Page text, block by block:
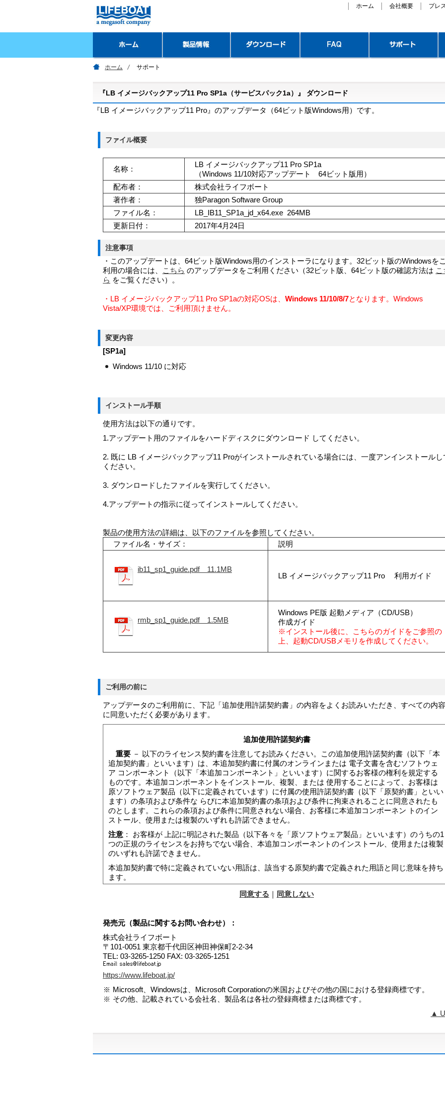
ホーム 会社概要 プレ
ホーム サポート
『LB イメージバックアップ11 Pro SP1a（サービスパック1a）』 ダウンロード
『LB イメージバックアップ11 Pro』のアップデータ （64ビット版Windows用）です。
ファイル概要
名称：
LB イメージバックアップ11 Pro SP1a
（Windows 11/10対応アップデート 64ビット版用）
配布者：
株式会社ライフボート
著作者：
独Paragon Software Group
ファイル名：
LB_IB11_SP1a_jd_x64.exe 264MB
更新日付：
2017年4月24‎日
注意事項
・このアップデートは、64ビット版Windows用のインストーラになります。32ビット版のWindowsを
利用の場合には、
こちら のアップデータをご利用ください（32ビット版、64ビット版の確認方法は こ
ら をご覧ください）。
・ LB イメージバックアップ11 Pro SP1aの対応OSは、 Windows 11/10/8/7となります。Windows
Vista/XP環境では、ご利用頂けません。
変更内容
[SP1a]
Windows 11/10 に対応
インストール手順
使用方法は以下の通りです。
1.アップデート用のファイルをハードディスクにダウンロード してください。
2. 既に LB イメージバックアップ11 Proがインストールされている場合には、一度アンインストールし
ください。
3. ダウンロードしたファイルを実行してください。
4.アップデートの指示に従ってインストールしてください。
製品の使用方法の詳細は、以下のファイルを参照してください。
ファイル名・サイズ：
説明
ib11_sp1_guide.pdf 11.1MB
LB イメージバックアップ11 Pro 利用ガイド
rmb_sp1_guide.pdf 1.5MB
Windows PE版 起動メディア（CD/USB）
作成ガイド
※インストール後に、こちらのガイドをご参照の
上、起動CD/USBメモリを作成してください。
ご利用の前に
アップデータのご利用前に、下記「追加使用許諾契約書」の内容をよくお読みいただき、すべての内容
に同意いただく必要があります。
追加使用許諾契約書
重要 － 以下のライセンス契約書を注意してお読みください。この追加使用許諾契約書（以下「本
追加契約書」といいます）は、本追加契約書に付属のオンラインまたは 電子文書を含むソフトウェ
ア コンポーネント（以下「本追加コンポーネント」といいます）に関するお客様の権利を規定する
ものです。本追加コンポーネントをインストール、複製、または 使用することによって、お客様は
原ソフトウェア製品（以下に定義されています）に付属の使用許諾契約書（以下「原契約書」といい
ます）の条項および条件な らびに本追加契約書の条項および条件に拘束されることに同意されたも
のとします。これらの条項および条件に同意されない場合、お客様に本追加コンポーネン トのイン
ストール、使用または複製のいずれも許諾できません。
注意 ： お客様が 上記に明記された製品（以下各々を「原ソフトウェア製品」といいます）のうちの1
つの正規のライセンスをお持ちでない場合、本追加コンポーネントのインストール、使用または複製
のいずれも許諾できません。
本追加契約書で特に定義されていない用語は、該当する原契約書で定義された用語と同じ意味を持ち
ます。
本追加コンポーネントは、該当する原ソフトウェア製品の既存のソフトウェアまたはドキュメントを
「使用許諾者」といいます）はお客様に、該当する原ソフトウェア製品の原契約書の条項および条件
（参照により本追加 契約書と一体をなすものとします）ならびに本追加契約書の条項および条件に
基づき本追加コンポーネントを使用する権利を許諾します。本追加契約書の条項が 該当する原ソフ
トウェア製品の原契約書の条項と異なる場合、本追加コンポーネントについては、本追加契約書の条
項が適用されます。
原ソフトウェア製品がライフボートによって許諾されている場合、本追加コンポーネントについて
は、原ソフト ウェア製品の原契約書に記載されている品質保証規定（該当する場合）が適用されま
す。ただしその場合、お客様がかかる原ソフトウェア製品の原契約書の保証 期間内に本追加コンポ
ーネントの許諾を取得されている場合に限ります。本追加契約書は保証期間を延長するものではな
く、本追加コンポーネントの保証は原ソ フトウェア製品についての元の保証期間に限られます。原
契約書に規定されているその他のすべての無保証、損害に関する免責、責任の制限および救済が、本
当ソフトウェアの使用、またはそれを使用できなかったことにより生じた派生的、付随的または間接
同意する ｜ 同意しない
発売元（製品に関するお問い合わせ）：
株式会社ライフボート
〒101-0051 東京都千代田区神田神保町2-2-34
TEL: 03-3265-1250 FAX: 03-3265-1251
https://www.lifeboat.jp/
Microsoft、Windowsは、Microsoft Corporationの米国およびその他の国における登録商標です。
その他、記載されている会社名、製品名は各社の登録商標または商標です。
▲